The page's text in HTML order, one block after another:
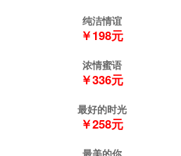
纯洁情谊
￥198元
浓情蜜语
￥336元
最好的时光
￥258元
最美的你